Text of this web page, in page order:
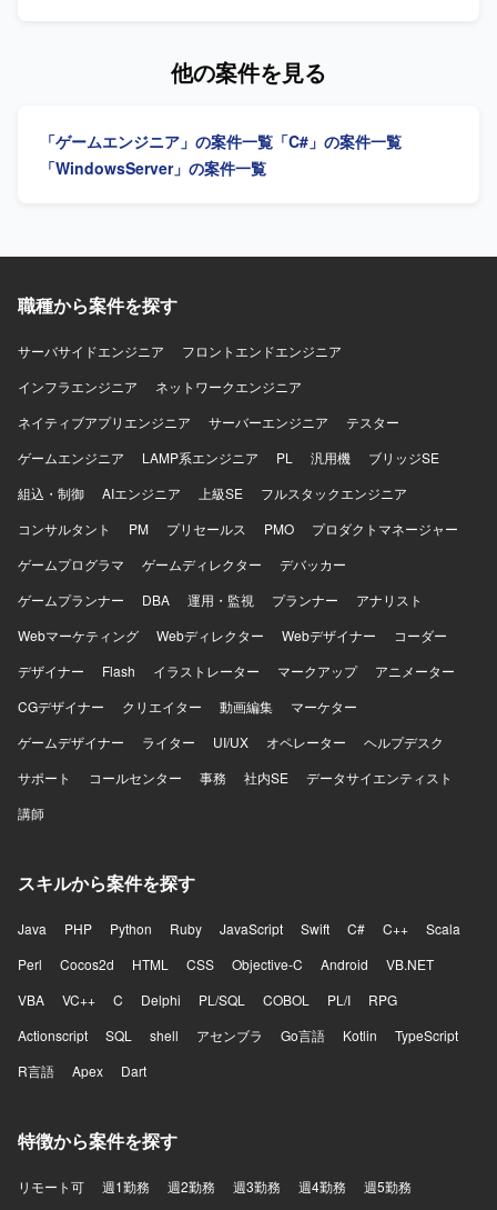
段階から運用・海外展開まで一気通貫で関われる多様なプ
ロジェクトに携わることができます。長期的にトップクラ
環境です。大きな裁量を持ちながら、長期的に活躍できる
ます。 【開発環境】 クリエイティブのクオリティを高める
ため、ご希望に応じて最適なゲーム開発環境に必要な機材
を手配するなど、クリエイター一人ひとりへの投資を行っ
ております。勉強会参加にかかる費用やR&Dなどの技術投
資も含め、開発環境の整備に注力しています。社員食堂や
環境に加え、プロジェクトごとのマイルストンに応じた有
給奨励日や、目標達成度に応じた社員旅行などリフレッシ
める人物像】 WPFおよびMVVMパターンの特性を理解し、
ニケーションを取りながら、主体的に課題整理や品質向上
に取り組んでいただける方が望ましいです。 【ポジション
けます。長期想定の案件のため、ドメイン知識や設計ノウ
環境】 開発言語はC#、フレームワークとしてWPFおよび
MVVMパターンを利用します。データベースにはSQL
Server を使用し、開発ツールとしてVisualStudio2017およ
びSQL Server Management Studio(SSMS)を利用します。
他の案件を見る
「ゲームエンジニア」の案件一覧 「C#」の案件一覧
「WindowsServer」の案件一覧
職種から案件を探す
サーバサイドエンジニア
フロントエンドエンジニア
インフラエンジニア
ネットワークエンジニア
ネイティブアプリエンジニア
サーバーエンジニア
テスター
ゲームエンジニア
LAMP系エンジニア PL 汎用機
ブリッジSE
組込・制御
AIエンジニア 上級SE
フルスタックエンジニア
コンサルタント
PM プリセールス PMO
プロダクトマネージャー
ゲームプログラマ
ゲームディレクター
デバッカー
ゲームプランナー
DBA 運用・監視 プランナー
アナリスト
Webマーケティング
Webディレクター Webデザイナー
コーダー
デザイナー
Flash イラストレーター マークアップ
アニメーター
CGデザイナー
クリエイター 動画編集
マーケター
ゲームデザイナー
ライター UI/UX オペレーター
ヘルプデスク
サポート
コールセンター 事務 社内SE
データサイエンティスト
講師
スキルから案件を探す
Java PHP Python Ruby JavaScript Swift C# C++
Scala
Perl
Cocos2d HTML CSS Objective-C Android
VB.NET
VBA
VC++ C Delphi PL/SQL COBOL PL/I
RPG
Actionscript
SQL shell アセンブラ Go言語 Kotlin
TypeScript
R言語
Apex Dart
特徴から案件を探す
リモート可 週1勤務 週2勤務 週3勤務 週4勤務 週5勤務